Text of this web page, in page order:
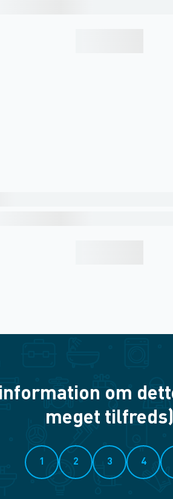
om
meget tilfreds)
1 2 3 4